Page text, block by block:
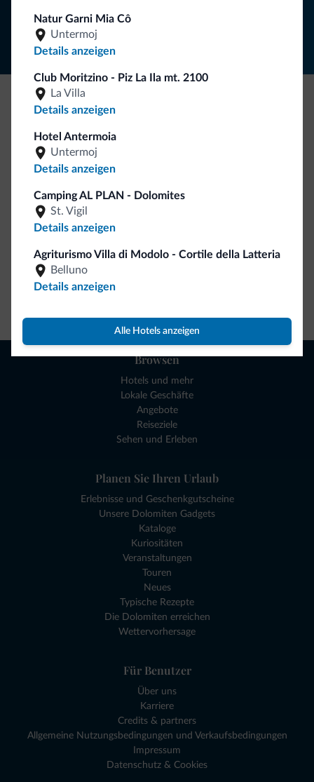
Natur Garni Mia Cô
Untermoj
Details anzeigen
Club Moritzino - Piz La Ila mt. 2100
La Villa
Details anzeigen
Hotel Antermoia
Untermoj
Details anzeigen
Camping AL PLAN - Dolomites
St. Vigil
Details anzeigen
Agriturismo Villa di Modolo - Cortile della Latteria
Belluno
Details anzeigen
Alle Hotels anzeigen
Folgen Sie Dolomiti.it auf
Seien Sie originell, entdecken Sie die neue
Kollektion
So viele von Ihnen haben uns gefragt. Die neue Kollektion
von Dolomiti.it ist da!
Browsen
Hotels und mehr
Lokale Geschäfte
Angebote
Reiseziele
Sehen und Erleben
Planen Sie Ihren Urlaub
Erlebnisse und Geschenkgutscheine
Unsere Dolomiten Gadgets
Kataloge
Kuriositäten
Veranstaltungen
Touren
Neues
Typische Rezepte
Die Dolomiten erreichen
Wettervorhersage
Für Benutzer
Über uns
Karriere
Credits & partners
Allgemeine Nutzungsbedingungen und Verkaufsbedingungen
Impressum
Datenschutz & Cookies